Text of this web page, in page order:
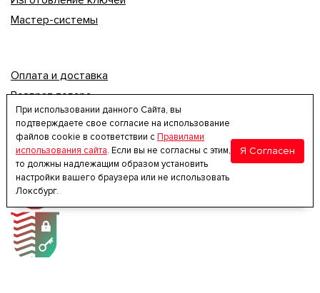
При использовании данного Сайта, вы
подтверждаете свое согласие на использование
файлов cookie в соответствии сПравилами
использования сайта. Если вы не согласны с этим,
то должны надлежащим образом установить
настройки вашего браузера или не использовать
Локсбург.
Я Согласен
Мастер-системы
Оплата и доставка
Возврат товара
Политика конфиденциальности
Пользовательское соглашение
Контакты